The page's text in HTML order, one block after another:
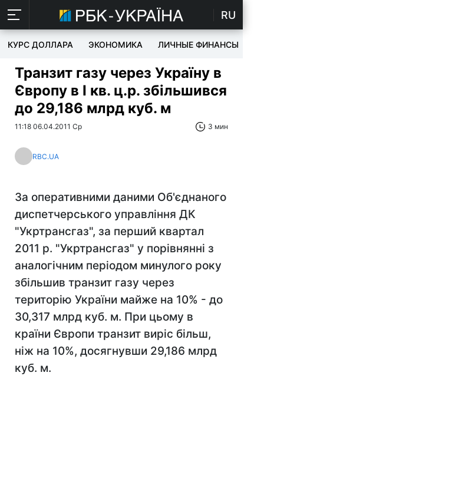
RU
КУРС ДОЛЛАРА ЭКОНОМИКА ЛИЧНЫЕ ФИНАНСЫ
Транзит газу через Україну в
Європу в І кв. ц.р. збільшився
до 29,186 млрд куб. м
11:18 06.04.2011 Ср 3 мин
RBC.UA
За оперативними даними Об'єднаного
диспетчерського управління ДК
"Укртрансгаз", за перший квартал
2011 р. "Укртрансгаз" у порівнянні з
аналогічним періодом минулого року
збільшив транзит газу через
територію України майже на 10% - до
30,317 млрд куб. м. При цьому в
країни Європи транзит виріс більш,
ніж на 10%, досягнувши 29,186 млрд
куб. м.